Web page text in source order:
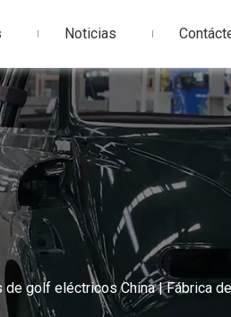
Noticias
de golf eléctricos China | Fábrica